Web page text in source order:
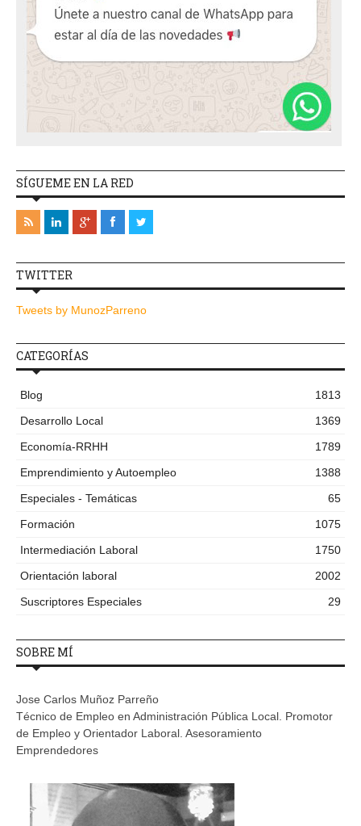
SÍGUEME EN LA RED
TWITTER
Tweets by MunozParreno
CATEGORÍAS
Blog
1813
Desarrollo Local
1369
Economía-RRHH
1789
Emprendimiento y Autoempleo
1388
Especiales - Temáticas
65
Formación
1075
Intermediación Laboral
1750
Orientación laboral
2002
Suscriptores Especiales
29
SOBRE MÍ
Jose Carlos Muñoz Parreño
Técnico de Empleo en Administración Pública Local. Promotor
de Empleo y Orientador Laboral. Asesoramiento
Emprendedores